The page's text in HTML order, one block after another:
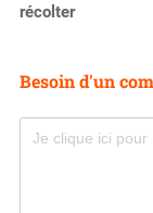
récolter
Besoin d'un